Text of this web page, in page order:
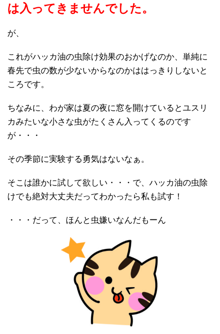
は入ってきませんでした。
が、
これがハッカ油の虫除け効果のおかげなのか、単純に
春先で虫の数が少ないからなのかははっきりしないと
ころです。
ちなみに、わが家は夏の夜に窓を開けているとユスリ
カみたいな小さな虫がたくさん入ってくるのです
が・・・
その季節に実験する勇気はないなぁ。
そこは誰かに試して欲しい・・・で、ハッカ油の虫除
けでも絶対大丈夫だってわかったら私も試す！
・・・だって、ほんと虫嫌いなんだもーん